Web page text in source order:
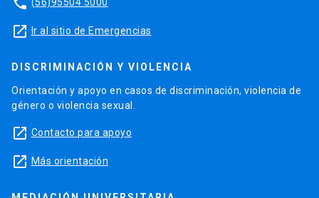
launch Ir al sitio de Emergencias
DISCRIMINACIÓN Y VIOLENCIA
Orientación y apoyo en casos de discriminación, violencia de
género o violencia sexual.
launch Contacto para apoyo
launch Más orientación